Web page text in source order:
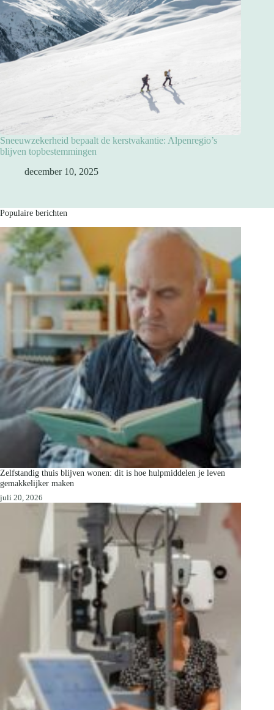
Sneeuwzekerheid bepaalt de kerstvakantie: Alpenregio’s
blijven topbestemmingen
december 10, 2025
Populaire berichten
Zelfstandig thuis blijven wonen: dit is hoe hulpmiddelen je leven
gemakkelijker maken
juli 20, 2026